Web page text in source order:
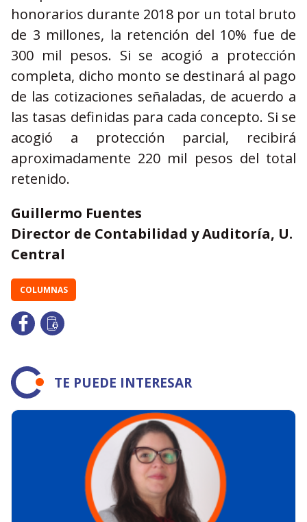
honorarios durante 2018 por un total bruto
de 3 millones, la retención del 10% fue de
300 mil pesos. Si se acogió a protección
completa, dicho monto se destinará al pago
de las cotizaciones señaladas, de acuerdo a
las tasas definidas para cada concepto. Si se
acogió a protección parcial, recibirá
aproximadamente 220 mil pesos del total
retenido.
Guillermo Fuentes
Director de Contabilidad y Auditoría, U.
Central
COLUMNAS
TE PUEDE INTERESAR